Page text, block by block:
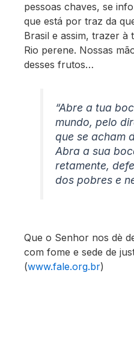
pessoas chaves, se
que está por traz da
Brasil e assim, trazer
Rio perene. Nossas
desses frutos…
“Abre a tua
mundo, pelo
que se acham
Abra a sua
retamente,
dos pobres e
Que o Senhor nos dè
com fome e sede de
(www.fale.org.br)